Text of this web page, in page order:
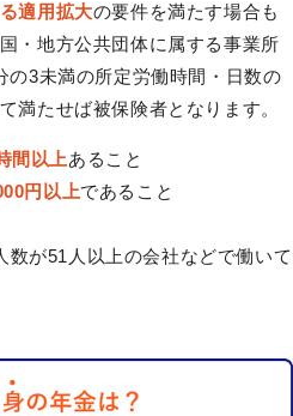
適用拡大の要件を満たす場合も
・地方公共団体に属する事業所
の3未満の所定労働時間・日数の
満たせば被保険者となります。
間以上あること
円以上であること
数が51人以上の会社などで働いて